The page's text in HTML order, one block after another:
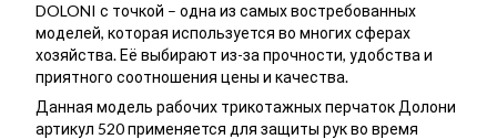
DOLONI с точкой – одна из самых востребованных
моделей, которая используется во многих сферах
хозяйства. Её выбирают из-за прочности, удобства и
приятного соотношения цены и качества.
Данная модель рабочих трикотажных перчаток Долони
артикул 520 применяется для защиты рук во время